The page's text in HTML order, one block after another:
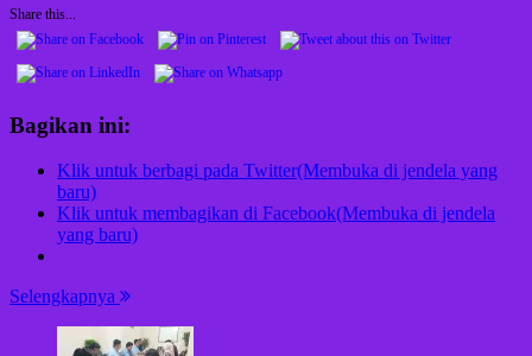
Share this...
Bagikan ini:
Klik untuk berbagi pada Twitter(Membuka di jendela yang
baru)
Klik untuk membagikan di Facebook(Membuka di jendela
yang baru)
Selengkapnya